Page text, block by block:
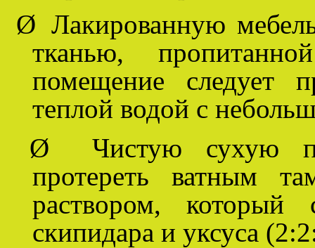
Ø Лакированную
тканью,
помещение следует
теплой водой с
Ø
Чистую сухую
протереть ватным
раствором, который
скипидара и уксуса